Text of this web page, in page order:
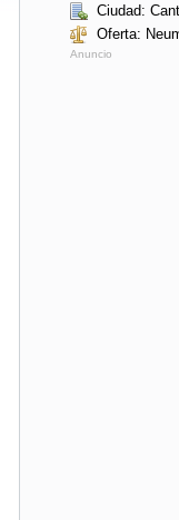
Ciudad:
Oferta:
Anuncio